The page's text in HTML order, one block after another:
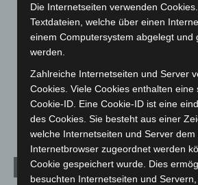
Langenhagen und Ortsteile
Leserbriefe
Menschen
Über uns
Veranstaltungen
Welt
Archiv
Die Internetseiten verwenden
Textdateien, welche über einen
einem Computersystem abgelegt und
werden.
Zahlreiche Internetseiten und Server
Cookies. Viele Cookies enthalten eine
Cookie-ID. Eine Cookie-ID ist eine
des Cookies. Sie besteht aus einer
welche Internetseiten und Server dem
Internetbrowser zugeordnet werden
Cookie gespeichert wurde. Dies
besuchten Internetseiten und